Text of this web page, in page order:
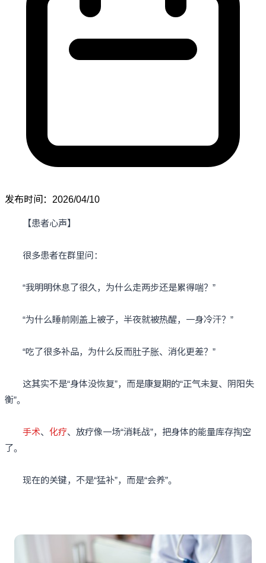
发布时间：2026/04/10
【患者心声】
很多患者在群里问：
“我明明休息了很久，为什么走两步还是累得喘？”
“为什么睡前刚盖上被子，半夜就被热醒，一身冷汗？”
“吃了很多补品，为什么反而肚子胀、消化更差？”
这其实不是“身体没恢复”，而是康复期的“正气未复、阴阳失
衡”。
手术、 化疗、放疗像一场“消耗战”，把身体的能量库存掏空
了。
现在的关键，不是“猛补”，而是“会养”。